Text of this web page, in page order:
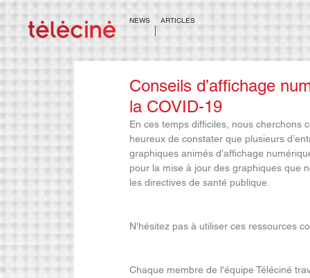
ARTICLES
NEWS
Conseils d’affichage
la COVID-19
En ces temps difficiles, nous cherchons
heureux de constater que plusieurs
graphiques animés d’affichage
pour la mise à jour des graphiques que
les directives de santé publique.
N'hésitez pas à utiliser ces ressources
Chaque membre de l'équipe Téléciné